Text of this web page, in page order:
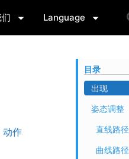
Language
动作
目录
出现
姿态调整
直线路径
曲线路径